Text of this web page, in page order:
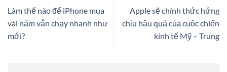
Làm thế nào để iPhone mua
vài năm vẫn chạy nhanh như
mới?
Apple sẽ chính thức hứng
chịu hậu quả của cuộc chiến
kinh tế Mỹ – Trung